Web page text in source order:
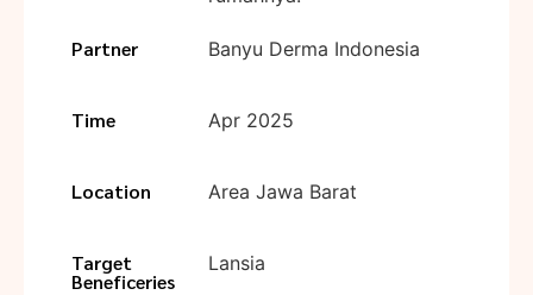
Partner Banyu Derma Indonesia
Time Apr 2025
Location Area Jawa Barat
Target
Beneficeries
Lansia